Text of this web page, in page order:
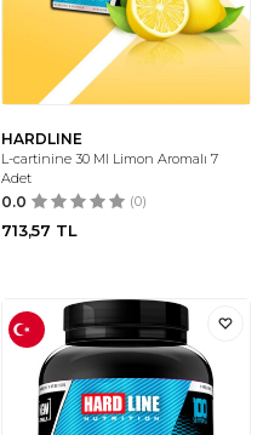
HARDLINE
L-cartinine 30 Ml Limon Aromalı 7
Adet
0.0 (0)
713,57 TL